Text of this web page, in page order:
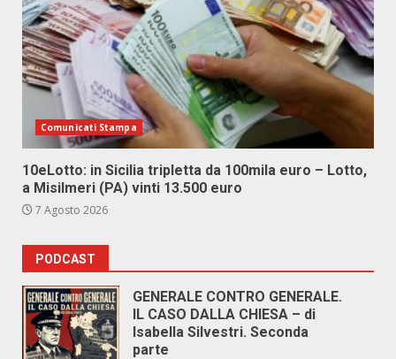
Comunicati Stampa
10eLotto: in Sicilia tripletta da 100mila euro – Lotto,
a Misilmeri (PA) vinti 13.500 euro
7 Agosto 2026
PODCAST
GENERALE CONTRO GENERALE.
IL CASO DALLA CHIESA – di
Isabella Silvestri. Seconda
parte